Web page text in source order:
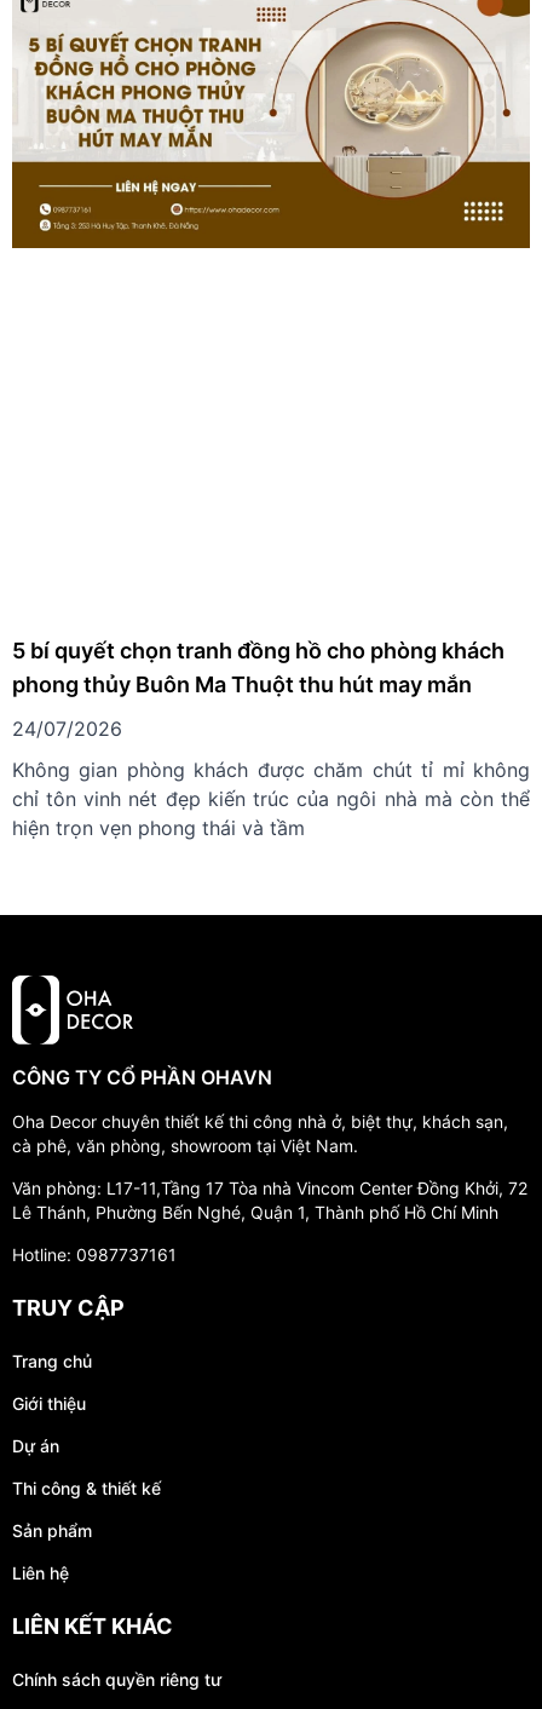
5 bí quyết chọn tranh đồng hồ cho phòng khách
phong thủy Buôn Ma Thuột thu hút may mắn
24/07/2026
Không gian phòng khách được chăm chút tỉ mỉ không
chỉ tôn vinh nét đẹp kiến trúc của ngôi nhà mà còn thể
hiện trọn vẹn phong thái và tầm
CÔNG TY CỔ PHẦN OHAVN
Oha Decor chuyên thiết kế thi công nhà ở, biệt thự, khách sạn,
cà phê, văn phòng, showroom tại Việt Nam.
Văn phòng: L17-11,Tầng 17 Tòa nhà Vincom Center Đồng Khởi, 72
Lê Thánh, Phường Bến Nghé, Quận 1, Thành phố Hồ Chí Minh
Hotline: 0987737161
TRUY CẬP
Trang chủ
Giới thiệu
Dự án
Thi công & thiết kế
Sản phẩm
Liên hệ
LIÊN KẾT KHÁC
Chính sách quyền riêng tư